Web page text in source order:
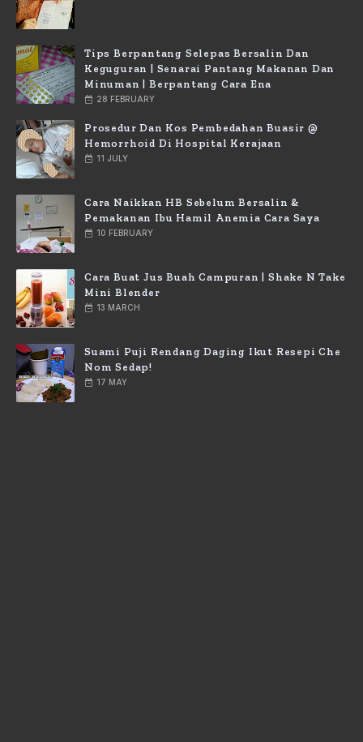
Tips Berpantang Selepas Bersalin Dan
Keguguran | Senarai Pantang Makanan Dan
Minuman | Berpantang Cara Ena
28 FEBRUARY
Prosedur Dan Kos Pembedahan Buasir @
Hemorrhoid Di Hospital Kerajaan
11 JULY
Cara Naikkan HB Sebelum Bersalin &
Pemakanan Ibu Hamil Anemia Cara Saya
10 FEBRUARY
Cara Buat Jus Buah Campuran | Shake N Take
Mini Blender
13 MARCH
Suami Puji Rendang Daging Ikut Resepi Che
Nom Sedap!
17 MAY